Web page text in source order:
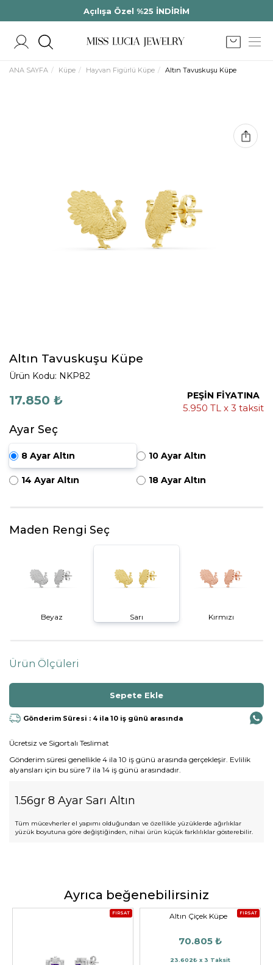
Açılışa Özel %25 İNDİRİM
ANA SAYFA Küpe Hayvan Figürlü Küpe Altın Tavuskuşu Küpe
Altın Tavuskuşu Küpe
Ürün Kodu: NKP82
17.850 ₺ PEŞİN FİYATINA
5.950 TL x 3 taksit
Ayar Seç
8 Ayar Altın 10 Ayar Altın
14 Ayar Altın 18 Ayar Altın
Maden Rengi Seç
Beyaz Sarı Kırmızı
Ürün Ölçüleri
Gönderim Süresi : 4 ila 10 iş günü arasında
Ücretsiz ve Sigortalı Teslimat
Gönderim süresi genellikle 4 ila 10 iş günü arasında gerçekleşir. Evlilik
alyansları için bu süre 7 ila 14 iş günü arasındadır.
1.56gr 8 Ayar Sarı Altın
Tüm mücevherler el yapımı olduğundan ve özellikle yüzüklerde ağırlıklar
yüzük boyutuna göre değiştiğinden, nihai ürün küçük farklılıklar gösterebilir.
Ayrıca beğenebilirsiniz
FIRSAT FIRSAT
Altın Çiçek Küpe
70.805 ₺
23.602₺ x 3 Taksit